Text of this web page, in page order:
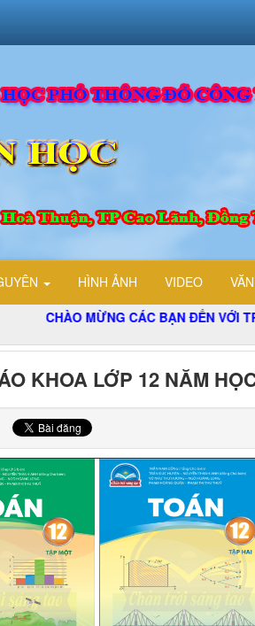
HÌNH ẢNH VIDEO
MỪNG CÁC BẠN ĐẾN VỚI TRANG
KHOA LỚP 12 NĂM